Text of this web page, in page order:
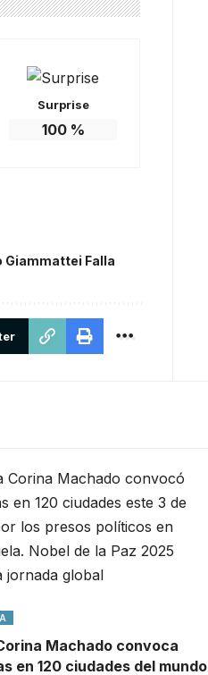
Surprise
100%
Giammattei Falla
Machado convoca
en 120 ciudades del mundo